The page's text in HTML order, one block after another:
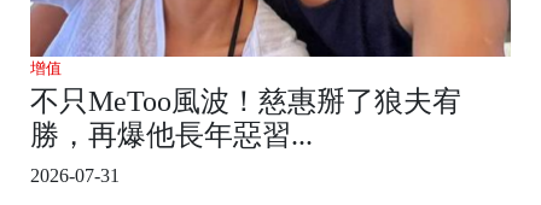
增值
不只MeToo風波！慈惠掰了狼夫宥
勝，再爆他長年惡習...
2026-07-31